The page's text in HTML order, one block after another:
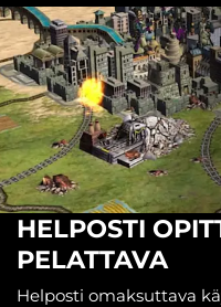
HELPOSTI
PELATTAVA
Helposti omaksuttava